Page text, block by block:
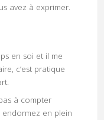
avez à exprimer.
en soi et il me
c’est pratique
à compter
endormez en plein